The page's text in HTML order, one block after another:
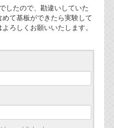
したので、勘違いしていた
て基板ができたら実験して
ろしくお願いいたします。